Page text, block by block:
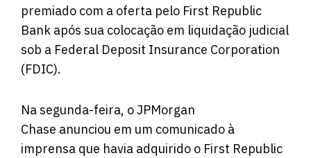
premiado com a oferta pelo First Republic
Bank após sua colocação em liquidação judicial
sob a Federal Deposit Insurance Corporation
(FDIC).
Na segunda-feira, o JPMorgan
Chase anunciou em um comunicado à
imprensa que havia adquirido o First Republic